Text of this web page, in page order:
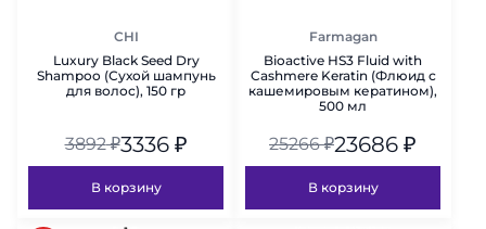
CHI
Luxury Black Seed Dry
Shampoo (Сухой шампунь
для волос), 150 гр
3892₽3336₽
В корзину
Farmagan
Bioactive HS3 Fluid with
Cashmere Keratin (Флюид с
кашемировым кератином),
500 мл
25266₽23686 ₽
В корзину